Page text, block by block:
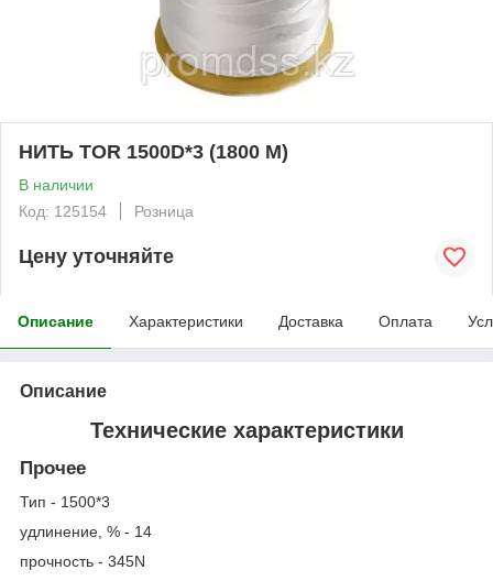
НИТЬ TOR 1500D*3 (1800 М)
В наличии
Код: 125154
Розница
Цену уточняйте
Описание Характеристики Доставка Оплата
Описание
Технические характеристики
Прочее
Тип - 1500*3
удлинение, % - 14
прочность - 345N